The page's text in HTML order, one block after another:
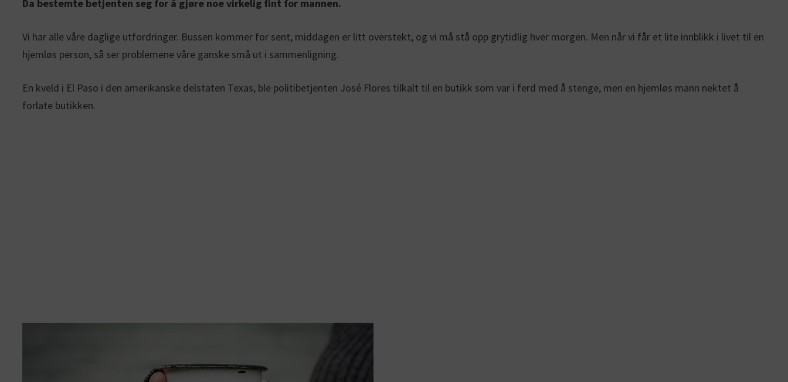
Da bestemte betjenten seg for å gjøre noe virkelig fint for mannen.
Vi har alle våre daglige utfordringer. Bussen kommer for sent, middagen er litt overstekt, og vi må stå opp grytidlig hver morgen. Men når vi får et lite innblikk i livet til en
hjemløs person, så ser problemene våre ganske små ut i sammenligning.
En kveld i El Paso i den amerikanske delstaten Texas, ble politibetjenten José Flores tilkalt til en butikk som var i ferd med å stenge, men en hjemløs mann nektet å
forlate butikken.